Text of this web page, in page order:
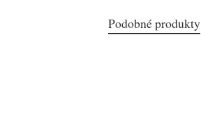
Podobné produkty